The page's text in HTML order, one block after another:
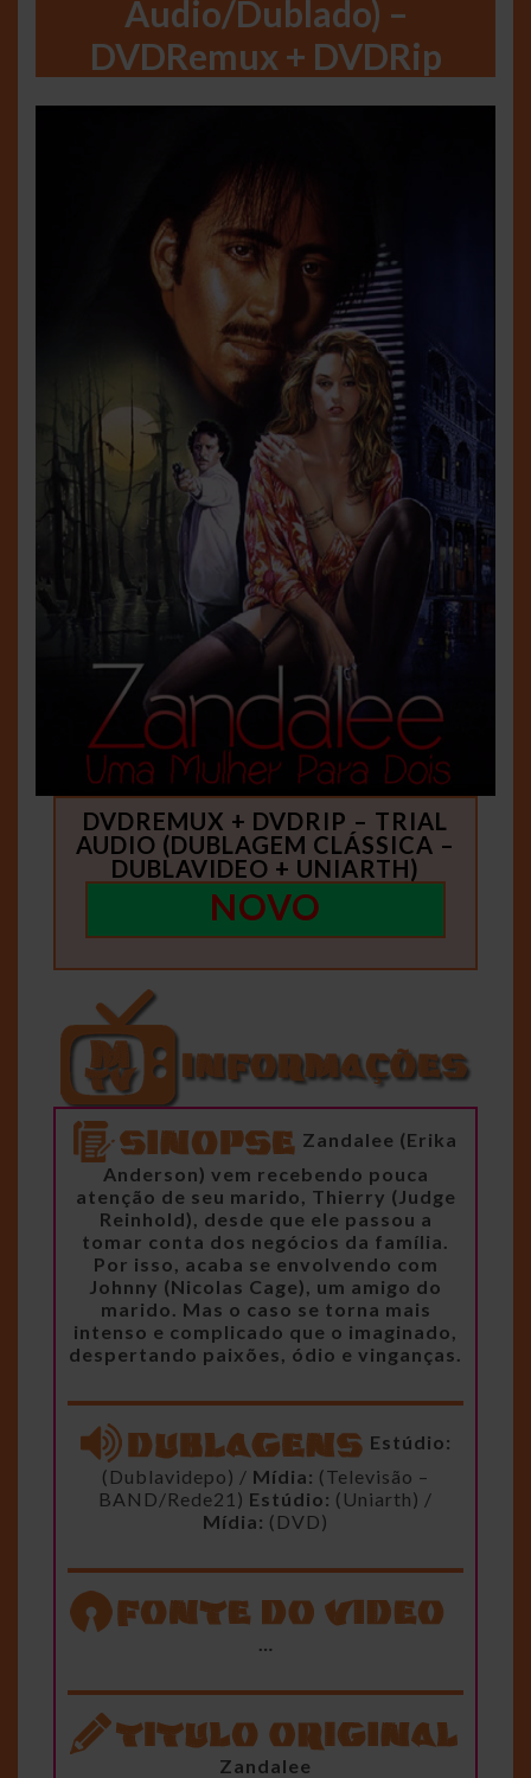
Áudio/Dublado) –
DVDRemux + DVDRip
DVDREMUX + DVDRIP – TRIAL
AUDIO (DUBLAGEM CLÁSSICA –
DUBLAVIDEO + UNIARTH)
NOVO
Zandalee (Erika
Anderson) vem recebendo pouca
atenção de seu marido, Thierry (Judge
Reinhold), desde que ele passou a
tomar conta dos negócios da família.
Por isso, acaba se envolvendo com
Johnny (Nicolas Cage), um amigo do
marido. Mas o caso se torna mais
intenso e complicado que o imaginado,
despertando paixões, ódio e vinganças.
Estúdio:
(Dublavidepo) / Mídia: (Televisão –
BAND/Rede21) Estúdio: (Uniarth) /
Mídia: (DVD)
…
Zandalee